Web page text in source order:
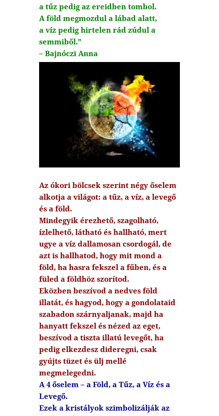
a tűz pedig az ereidben tombol.
A föld megmozdul a lábad alatt,
a víz pedig hirtelen rád zúdul a
semmiből.”
– Bajnóczi Anna
Az ókori bölcsek szerint négy őselem
alkotja a világot: a tűz, a víz, a levegő
és a föld.
Mindegyik érezhető, szagolható,
ízlelhető, látható és hallható, mert
ugye a víz dallamosan csordogál, de
azt is hallhatod, hogy mit mond a
föld, ha hasra fekszel a fűben, és a
füled a földhöz szorítod.
Eközben beszívod a nedves föld
illatát, és hagyod, hogy a gondolataid
szabadon szárnyaljanak, majd ha
hanyatt fekszel és nézed az eget,
beszívod a tiszta illatú levegőt, ha
pedig elkezdesz dideregni, csak
gyújts tüzet és ülj mellé
megmelegedni.
A 4 őselem – a Föld, a Tűz, a Víz és a
Levegő.
Ezek a kristályok szimbolizálják az